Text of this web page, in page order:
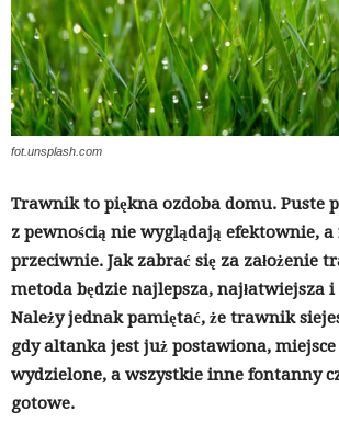
fot.unsplash.com
Trawnik to piękna ozdoba domu. Puste
z pewnością nie wyglądają efektownie, a
przeciwnie. Jak zabrać się za założenie
metoda będzie najlepsza, najłatwiejsza i
Należy jednak pamiętać, że trawnik
gdy altanka jest już postawiona,
wydzielone, a wszystkie inne fontanny
gotowe.